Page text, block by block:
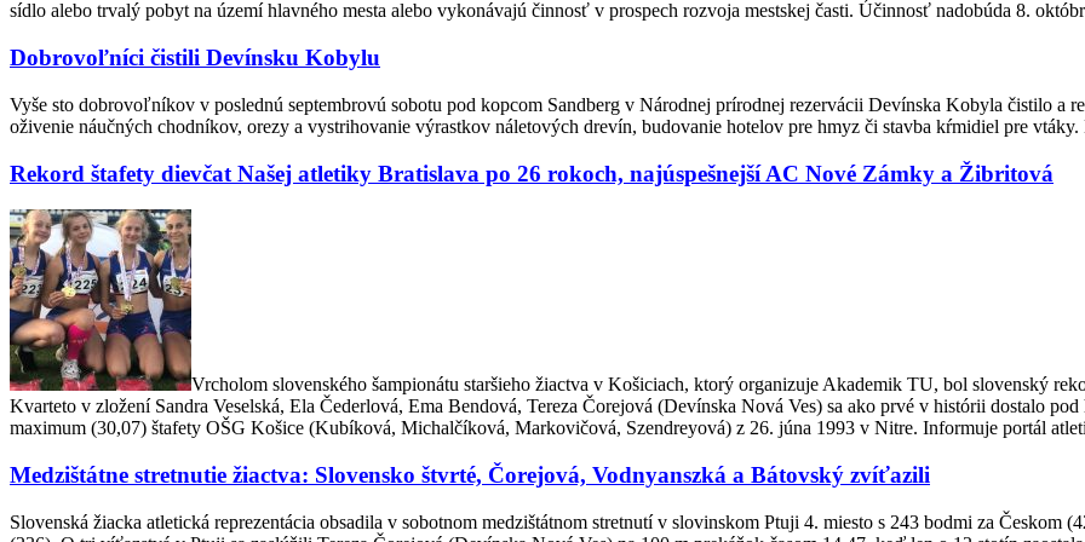
sídlo alebo trvalý pobyt na území hlavného mesta alebo vykonávajú činnosť v prospech rozvoja mestskej časti. Účinnosť nadobúda 8.
Dobrovoľníci čistili Devínsku Kobylu
Vyše sto dobrovoľníkov v poslednú septembrovú sobotu pod kopcom Sandberg v Národnej prírodnej rezervácii Devínska Kobyla čistilo a
oživenie náučných chodníkov, orezy a vystrihovanie výrastkov náletových drevín, budovanie hotelov pre hmyz či stavba kŕmidiel pre
Rekord štafety dievčat Našej atletiky Bratislava po 26 rokoch, najúspešnejší AC Nové Zámky a Žibritová
Vrcholom slovenského šampionátu staršieho žiactva v Košiciach, ktorý organizuje Akademik TU, bol slovenský
Kvarteto v zložení Sandra Veselská, Ela Čederlová, Ema Bendová, Tereza Čorejová (Devínska Nová Ves) sa ako prvé v histórii dostalo
maximum (30,07) štafety OŠG Košice (Kubíková, Michalčíková, Markovičová, Szendreyová) z 26. júna 1993 v Nitre. Informuje portál
Medzištátne stretnutie žiactva: Slovensko štvrté, Čorejová, Vodnyanszká a Bátovský zvíťazili
Slovenská žiacka atletická reprezentácia obsadila v sobotnom medzištátnom stretnutí v slovinskom Ptuji 4. miesto s 243 bodmi za